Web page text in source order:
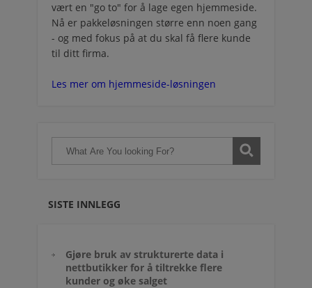
vært en "go to" for å lage egen hjemmeside.
Nå er pakkeløsningen større enn noen gang
- og med fokus på at du skal få flere kunde
til ditt firma.
Les mer om hjemmeside-løsningen
SISTE INNLEGG
Gjøre bruk av strukturerte data i
nettbutikker for å tiltrekke flere
kunder og øke salget